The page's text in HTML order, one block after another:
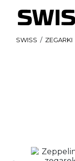
SWISS / ZEGARKI